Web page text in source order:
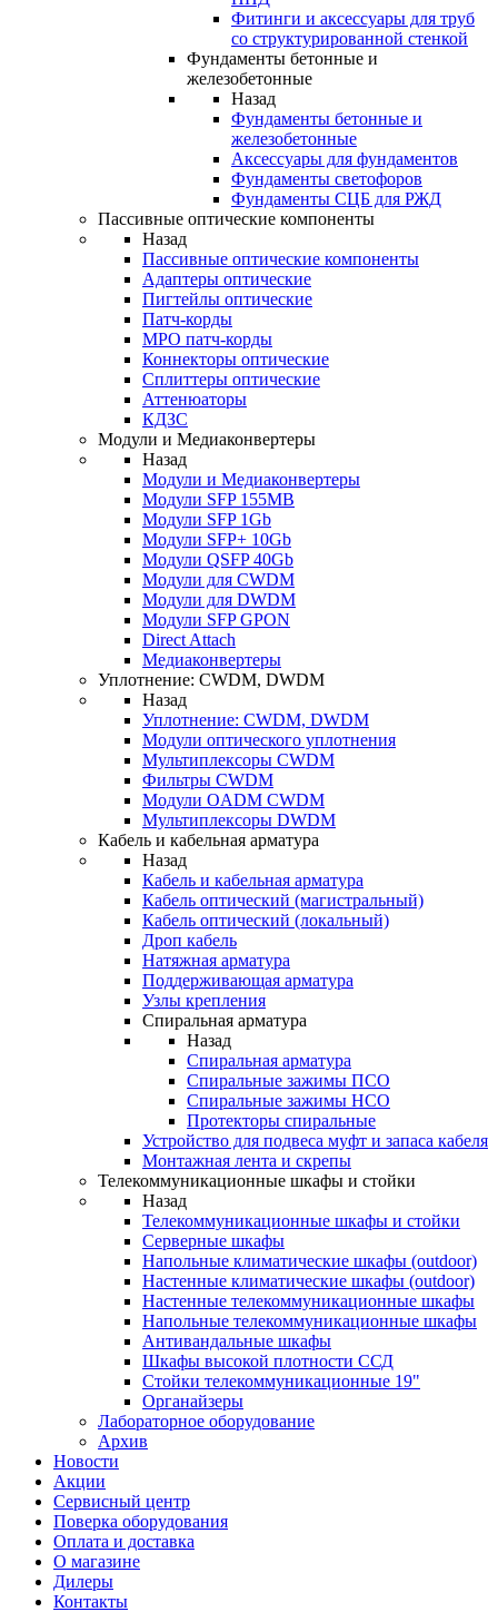
Фитинги и аксессуары для труб
со структурированной стенкой
Фундаменты бетонные и
железобетонные
Назад
Фундаменты бетонные и
железобетонные
Аксессуары для фундаментов
Фундаменты светофоров
Фундаменты СЦБ для РЖД
Пассивные оптические компоненты
Назад
Пассивные оптические компоненты
Адаптеры оптические
Пигтейлы оптические
Патч-корды
MPO патч-корды
Коннекторы оптические
Сплиттеры оптические
Аттенюаторы
КДЗС
Модули и Медиаконвертеры
Назад
Модули и Медиаконвертеры
Модули SFP 155MB
Модули SFP 1Gb
Модули SFP+ 10Gb
Модули QSFP 40Gb
Модули для CWDM
Модули для DWDM
Модули SFP GPON
Direct Attach
Медиаконвертеры
Уплотнение: CWDM, DWDM
Назад
Уплотнение: CWDM, DWDM
Модули оптического уплотнения
Мультиплексоры CWDM
Фильтры CWDM
Модули OADM CWDM
Мультиплексоры DWDM
Кабель и кабельная арматура
Назад
Кабель и кабельная арматура
Кабель оптический (магистральный)
Кабель оптический (локальный)
Дроп кабель
Натяжная арматура
Поддерживающая арматура
Узлы крепления
Спиральная арматура
Назад
Спиральная арматура
Спиральные зажимы ПСО
Спиральные зажимы НСО
Протекторы спиральные
Устройство для подвеса муфт и запаса кабеля
Монтажная лента и скрепы
Телекоммуникационные шкафы и стойки
Назад
Телекоммуникационные шкафы и стойки
Серверные шкафы
Напольные климатические шкафы (outdoor)
Настенные климатические шкафы (outdoor)
Настенные телекоммуникационные шкафы
Напольные телекоммуникационные шкафы
Антивандальные шкафы
Шкафы высокой плотности ССД
Стойки телекоммуникационные 19"
Органайзеры
Лабораторное оборудование
Архив
Новости
Акции
Сервисный центр
Поверка оборудования
Оплата и доставка
О магазине
Дилеры
Контакты